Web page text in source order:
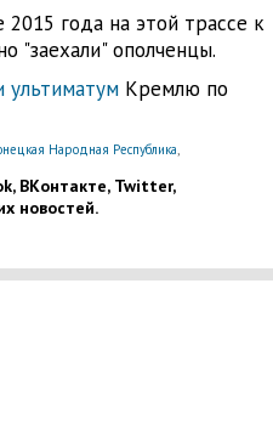
года на этой трассе к
"заехали" ополченцы.
ультиматумКремлю по
Народная Республика,
ВКонтакте, Twitter,
новостей.